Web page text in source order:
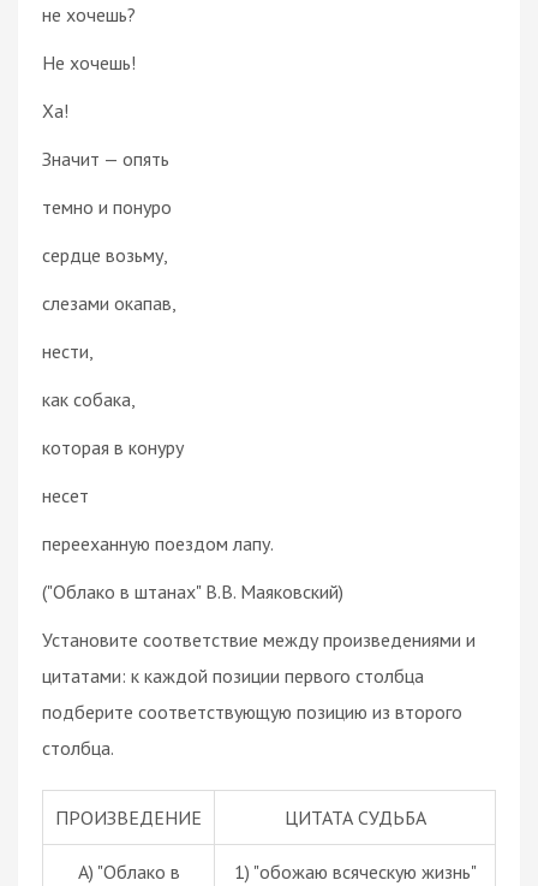
не хочешь?
Не хочешь!
Ха!
Значит — опять
темно и понуро
сердце возьму,
слезами окапав,
нести,
как собака,
которая в конуру
несет
перееханную поездом лапу.
("Облако в штанах" В.В. Маяковский)
Установите соответствие между произведениями и
цитатами: к каждой позиции первого столбца
подберите соответствующую позицию из второго
столбца.
ПРОИЗВЕДЕНИЕ ЦИТАТА СУДЬБА
А) "Облако в
1) "обожаю всяческую жизнь"